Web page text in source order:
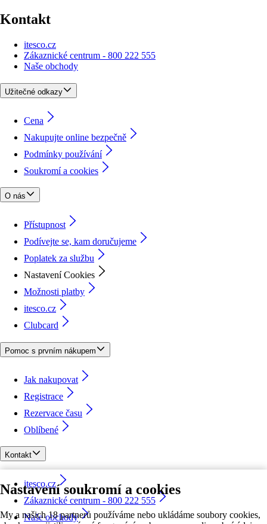
Nastavení soukromí a cookies
My a našich 18 partnerů používáme nebo ukládáme soubory cookies,
Kontakt
itesco.cz
Zákaznické centrum - 800 222 555
Naše obchody
Užitečné odkazy
Cena
Nakupujte online bezpečně
Podmínky používání
Soukromí a cookies
O nás
Přístupnost
Podívejte se, kam doručujeme
Poplatek za službu
Nastavení Cookies
Možnosti platby
itesco.cz
Clubcard
Pomoc s prvním nákupem
Jak nakupovat
Registrace
Rezervace času
Oblíbené
Kontakt
itesco.cz
Zákaznické centrum - 800 222 555
Naše obchody